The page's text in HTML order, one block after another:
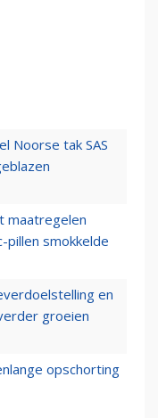
Noorse tak SAS
maatregelen
pillen smokkelde
en
groeien
opschorting